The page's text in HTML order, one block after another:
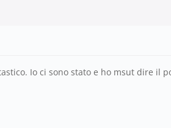
Io ci sono stato e ho msut dire il